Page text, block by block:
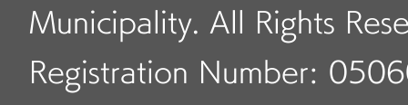
Municipality. All Rights
Registration Number: